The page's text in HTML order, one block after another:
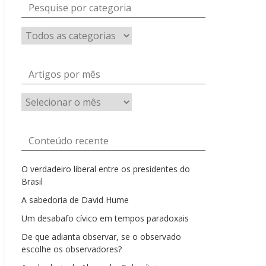
Pesquise por categoria
Artigos por mês
Artigos
por
Conteúdo recente
O verdadeiro liberal entre os presidentes do
Brasil
A sabedoria de David Hume
Um desabafo cívico em tempos paradoxais
De que adianta observar, se o observado
escolhe os observadores?